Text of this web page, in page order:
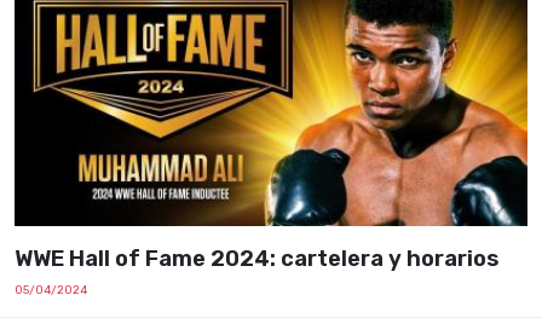
WWE Hall of Fame 2024: cartelera y horarios
05/04/2024